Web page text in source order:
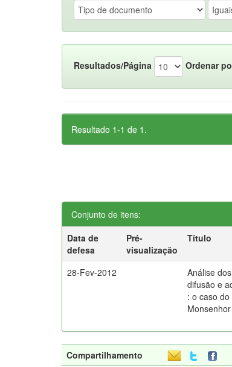
Resultados/Página Ordenar
Resultado 1-1 de 1.
Conjunto de itens:
Data de
defesa
Pré-
visualização
Título
28-Fev-2012
Análise
difusão e
: o caso
Compartilhamento